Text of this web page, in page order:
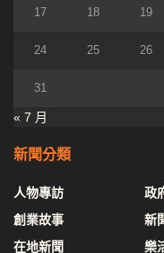
17 18 19
24 25 26
31
« 7 月
新聞分類
人物專訪
創業故事
在地新聞
政
新
樂